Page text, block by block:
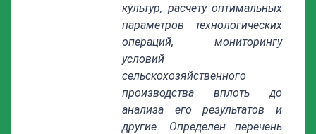
культур, расчету оптимальных
параметров технологических
операций, мониторингу
условий
сельскохозяйственного
производства вплоть до
анализа его результатов и
другие. Определен перечень